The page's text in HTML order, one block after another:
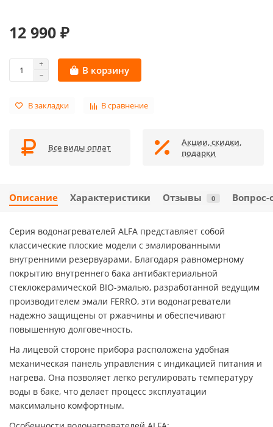
12 990 ₽
В корзину
В закладки В сравнение
Все виды оплат
Акции, скидки,
подарки
Описание Характеристики Отзывы 0 Вопрос-
Серия водонагревателей ALFA представляет собой
классические плоские модели с эмалированными
внутренними резервуарами. Благодаря равномерному
покрытию внутреннего бака антибактериальной
стеклокерамической BIO-эмалью, разработанной ведущим
производителем эмали FERRO, эти водонагреватели
надежно защищены от ржавчины и обеспечивают
повышенную долговечность.
На лицевой стороне прибора расположена удобная
механическая панель управления с индикацией питания и
нагрева. Она позволяет легко регулировать температуру
воды в баке, что делает процесс эксплуатации
максимально комфортным.